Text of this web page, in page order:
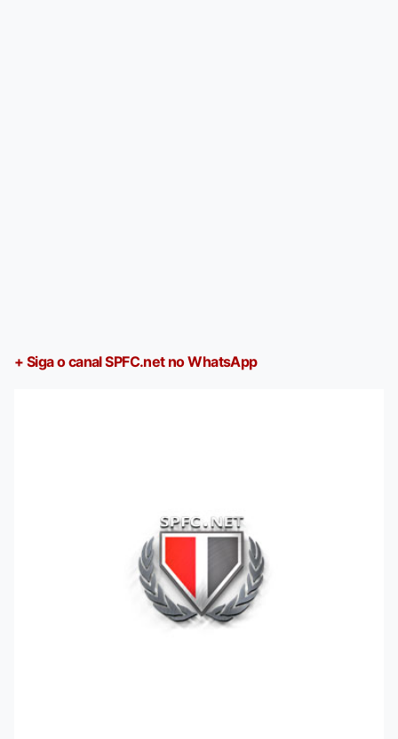
+ Siga o canal SPFC.net no WhatsApp